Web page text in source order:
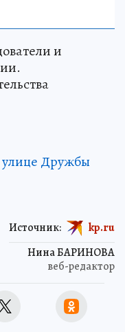
и
Дружбы
Нина БАРИНОВА
веб-редактор
Источник: kp.ru